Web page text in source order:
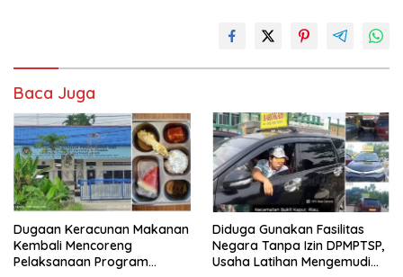
Baca Juga
Dugaan Keracunan Makanan
Kembali Mencoreng
Pelaksanaan Program
Diduga Gunakan Fasilitas
Negara Tanpa Izin DPMPTSP,
Usaha Latihan Mengemudi